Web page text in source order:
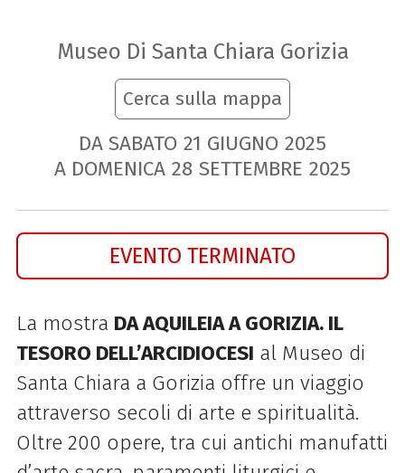
Museo Di Santa Chiara Gorizia
Cerca sulla mappa
DA SABATO 21 GIUGNO 2025
A DOMENICA 28 SETTEMBRE 2025
EVENTO TERMINATO
La mostra DA AQUILEIA A GORIZIA. IL
TESORO DELL’ARCIDIOCESI al Museo di
Santa Chiara a Gorizia offre un viaggio
attraverso secoli di arte e spiritualità.
Oltre 200 opere, tra cui antichi manufatti